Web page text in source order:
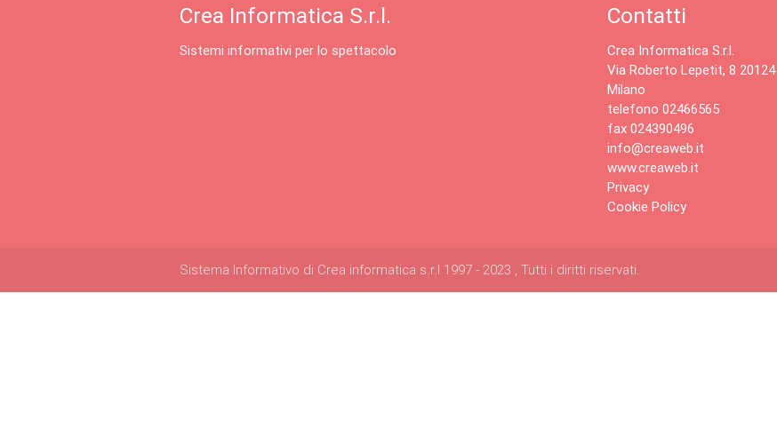
Crea Informatica S.r.l.
Sistemi informativi per lo spettacolo
Contatti
Crea Informatica S.r.l.
Via Roberto Lepetit, 8 20124
Milano
telefono 02466565
fax 024390496
info@creaweb.it
www.creaweb.it
Privacy
Cookie Policy
Sistema Informativo di Crea informatica s.r.l 1997 - 2023 , Tutti i diritti riservati.